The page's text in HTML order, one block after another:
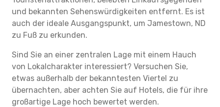
und bekannten Sehenswürdigkeiten entfernt. Es ist
auch der ideale Ausgangspunkt, um Jamestown, ND
zu Fuß zu erkunden.
Sind Sie an einer zentralen Lage mit einem Hauch
von Lokalcharakter interessiert? Versuchen Sie,
etwas außerhalb der bekanntesten Viertel zu
übernachten, aber achten Sie auf Hotels, die für ihre
großartige Lage hoch bewertet werden.